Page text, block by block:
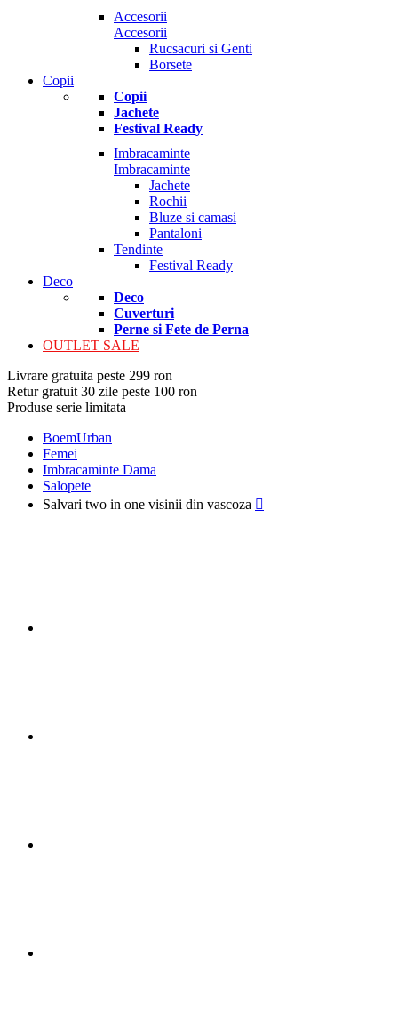
Accesorii
Accesorii
Rucsacuri si Genti
Borsete
Copii
Copii
Jachete
Festival Ready
Imbracaminte
Imbracaminte
Jachete
Rochii
Bluze si camasi
Pantaloni
Tendinte
Festival Ready
Deco
Deco
Cuverturi
Perne si Fete de Perna
OUTLET SALE
Livrare gratuita peste 299 ron
Retur gratuit 30 zile peste 100 ron
Produse serie limitata
BoemUrban
Femei
Imbracaminte Dama
Salopete
Salvari two in one visinii din vascoza 